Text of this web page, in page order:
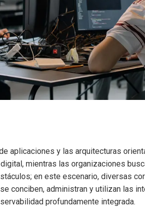
aplicaciones y las arquitecturas
mientras las organizaciones
en este escenario, diversas
conciben, administran y utilizan las
profundamente integrada.